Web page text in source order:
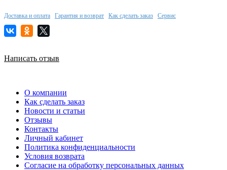
Доставка и оплата Гарантия и возврат Как сделать заказ Сервис
Написать отзыв
О компании
Как сделать заказ
Новости и статьи
Отзывы
Контакты
Личный кабинет
Политика конфиденциальности
Условия возврата
Согласие на обработку персональных данных